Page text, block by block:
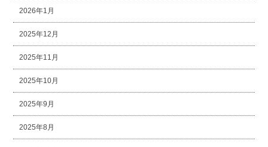
2026年1月
2025年12月
2025年11月
2025年10月
2025年9月
2025年8月